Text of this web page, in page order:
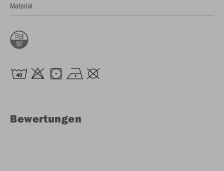
Material
Bewertungen